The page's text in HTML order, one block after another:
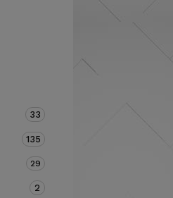
33
135
29
2